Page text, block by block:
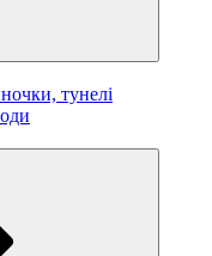
тунелі